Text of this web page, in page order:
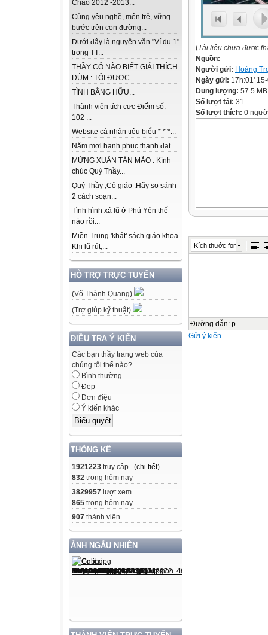
Chào 2012 -2013...
Cùng yêu nghề, mến trẻ, vững
bước trên con đường...
Dưới đây là nguyên văn "Ví dụ 1"
trong TT...
THẦY CÔ NÀO BIẾT GIẢI THÍCH
DÙM : TÔI ĐƯỢC...
TÌNH BẰNG HỮU...
Thành viên tích cực Điểm số:
102 ...
Website cá nhân tiêu biểu * * *...
Năm mơi hanh phuc thanh đat...
MỪNG XUÂN TÂN MÃO . Kính
chúc Quý Thầy...
Quý Thầy ,Cô giáo .Hãy so sánh
2 cách soạn...
Tình hình xả lũ ở Phú Yên thế
nào rồi...
Miền Trung 'khát' sách giáo khoa
Khi lũ rút,...
HỖ TRỢ TRỰC TUYẾN
(Võ Thành Quang)
(Trợ giúp kỹ thuật)
ĐIỀU TRA Ý KIẾN
Các bạn thầy trang web của
chúng tôi thế nào?
Bình thường
Đẹp
Đơn điệu
Ý kiến khác
THỐNG KÊ
1921223 truy cập (chi tiết)
832 trong hôm nay
3829957 lượt xem
865 trong hôm nay
907 thành viên
ẢNH NGẪU NHIÊN
(Tài liệu chưa được
Nguồn:
Người gửi: Hoàng
Ngày gửi: 17h:01'
Dung lượng: 57.5 MB
Số lượt tải: 31
Số lượt thích: 0
Kích thước font
Đường dẫn: p
Gửi ý kiến